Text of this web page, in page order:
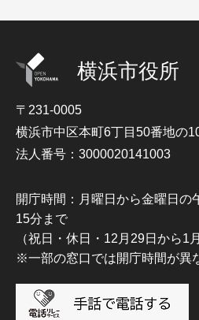
横浜市役所
〒231-0005
横浜市中区本町6丁目50番地の
法人番号：3000020141003
開庁時間：月曜日から金曜日の
15分まで
（祝日・休日・12月29日から1
※一部の窓口では開庁時間が異